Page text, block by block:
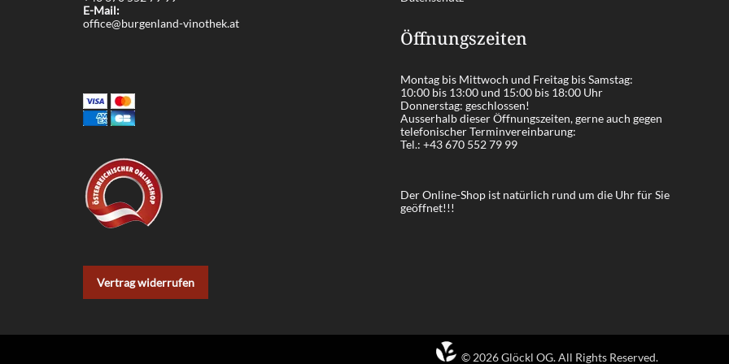
E-Mail:
office@burgenland-vinothek.at
Vertrag widerrufen
Öffnungszeiten
Montag bis Mittwoch und Freitag bis Samstag:
10:00 bis 13:00 und 15:00 bis 18:00 Uhr
Donnerstag: geschlossen!
Ausserhalb dieser Öffnungszeiten, gerne auch gegen
telefonischer Terminvereinbarung:
Tel.: +43 670 552 79 99
Der Online-Shop ist natürlich rund um die Uhr für Sie
geöffnet!!!
© 2026 Glöckl OG. All Rights Reserved.